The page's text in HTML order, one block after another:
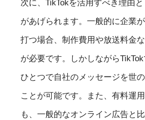
次に、TikTokを活用すべき理由
があげられます。一般的に企業
打つ場合、制作費用や放送料金
が必要です。しかしながら
ひとつで自社のメッセージを世
ことが可能です。また、有料運
も、一般的なオンライン広告と